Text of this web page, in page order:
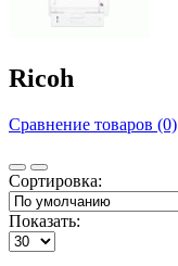
Ricoh
Сравнение товаров (0)
Сортировка:
Показать: